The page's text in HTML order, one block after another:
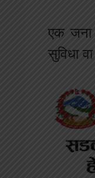
एक जना
सुविधा